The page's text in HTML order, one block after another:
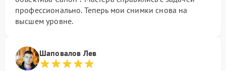
профессионально. Теперь мои снимки снова на
высшем уровне.
Шаповалов Лев